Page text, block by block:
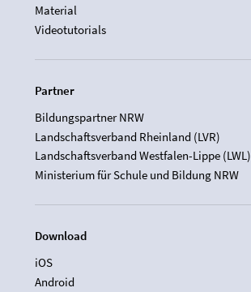
Material
Videotutorials
Partner
Bildungspartner NRW
Landschaftsverband Rheinland (LVR)
Landschaftsverband Westfalen-Lippe (LWL)
Ministerium für Schule und Bildung NRW
Download
iOS
Android